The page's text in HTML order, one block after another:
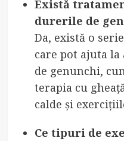
Există
durerile de
Da, există o
care pot ajuta
de genunchi,
terapia cu
calde și
Ce tipuri de